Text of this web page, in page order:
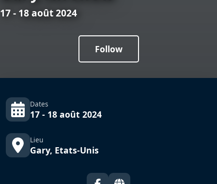
17 - 18 août 2024
Follow
Dates
17 - 18 août 2024
Lieu
Gary, Etats-Unis